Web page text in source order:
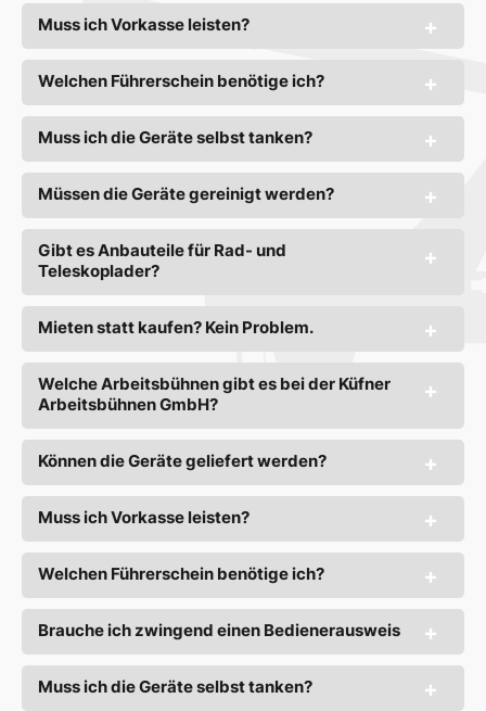
Muss ich Vorkasse leisten?
Welchen Führerschein benötige ich?
Muss ich die Geräte selbst tanken?
Müssen die Geräte gereinigt werden?
Gibt es Anbauteile für Rad- und
Teleskoplader?
Mieten statt kaufen? Kein Problem.
Welche Arbeitsbühnen gibt es bei der Küfner
Arbeitsbühnen GmbH?
Können die Geräte geliefert werden?
Muss ich Vorkasse leisten?
Welchen Führerschein benötige ich?
Brauche ich zwingend einen Bedienerausweis
Muss ich die Geräte selbst tanken?